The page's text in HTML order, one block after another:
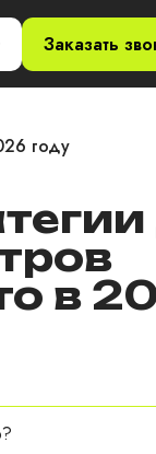
Заказать
году
в